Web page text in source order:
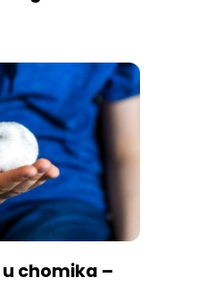
chomika –